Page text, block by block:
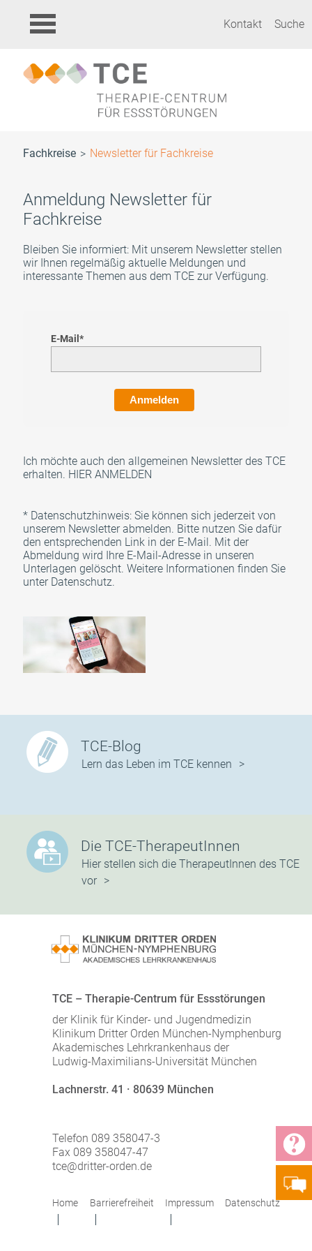
Kontakt Suche
Fachkreise Newsletter für Fachkreise
Anmeldung Newsletter für
Fachkreise
Bleiben Sie informiert: Mit unserem Newsletter stellen
wir Ihnen regelmäßig aktuelle Meldungen und
interessante Themen aus dem TCE zur Verfügung.
E-Mail*
Anmelden
Ich möchte auch den allgemeinen Newsletter des TCE
erhalten. HIER ANMELDEN
* Datenschutzhinweis: Sie können sich jederzeit von
unserem Newsletter abmelden. Bitte nutzen Sie dafür
den entsprechenden Link in der E-Mail. Mit der
Abmeldung wird Ihre E-Mail-Adresse in unseren
Unterlagen gelöscht. Weitere Informationen finden Sie
unter Datenschutz.
TCE-Blog
Lern das Leben im TCE kennen
Die TCE-TherapeutInnen
Hier stellen sich die TherapeutInnen des TCE
vor
TCE – Therapie-Centrum für Essstörungen
der Klinik für Kinder- und Jugendmedizin
Klinikum Dritter Orden München-Nymphenburg
Akademisches Lehrkrankenhaus der
Ludwig-Maximilians-Universität München
Lachnerstr. 41 · 80639 München
Telefon 089 358047-3
Fax 089 358047-47
tce@dritter-orden.de
Home Barrierefreiheit Impressum Datenschutz